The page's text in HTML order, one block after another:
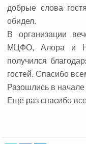
добрые слова
обидел.
В организации
МЦФО, Алора и
получился
гостей. Спасибо
Разошлись в начале
Ещё раз спасибо